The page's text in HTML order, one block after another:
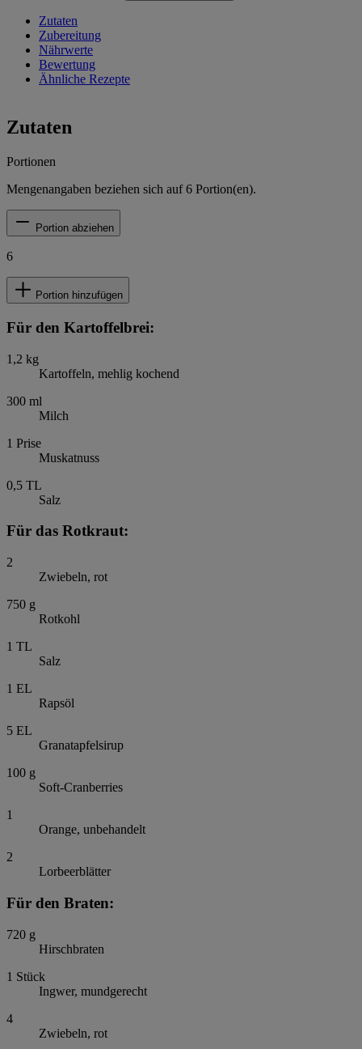
Zutaten
Zubereitung
Nährwerte
Bewertung
Ähnliche Rezepte
Zutaten
Portionen
Mengenangaben beziehen sich auf6 Portion(en).
Portion abziehen
6
Portion hinzufügen
Für den Kartoffelbrei:
1,2 kg
Kartoffeln, mehlig kochend
300 ml
Milch
1 Prise
Muskatnuss
0,5 TL
Salz
Für das Rotkraut:
2
Zwiebeln, rot
750 g
Rotkohl
1 TL
Salz
1 EL
Rapsöl
5 EL
Granatapfelsirup
100 g
Soft-Cranberries
1
Orange, unbehandelt
2
Lorbeerblätter
Für den Braten:
720 g
Hirschbraten
1 Stück
Ingwer, mundgerecht
4
Zwiebeln, rot